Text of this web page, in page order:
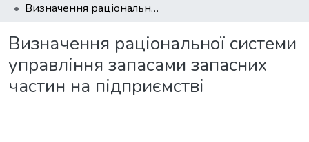
Визначення раціональної системи управління запасами запасних частин на підприємстві
Визначення раціональної системи
управління запасами запасних
частин на підприємстві